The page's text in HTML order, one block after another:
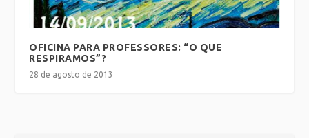
OFICINA PARA PROFESSORES: “O QUE
RESPIRAMOS”?
28 de agosto de 2013